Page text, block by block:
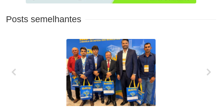
Posts semelhantes
XXVII MARCHA EM